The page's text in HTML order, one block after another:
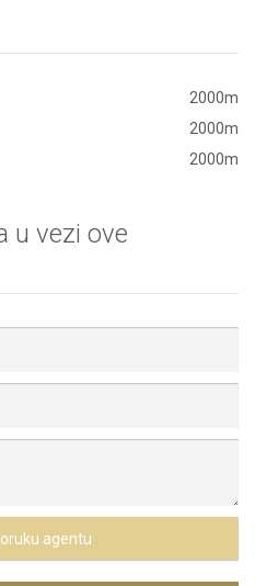
2000m
2000m
2000m
u vezi ove
agentu